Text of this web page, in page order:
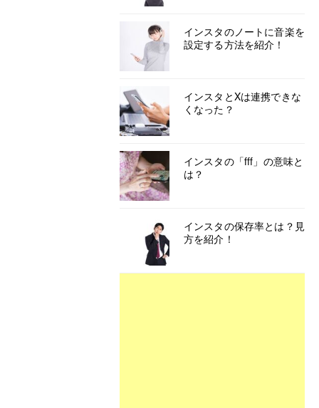
インスタのノートに音楽を
設定する方法を紹介！
インスタとXは連携できな
くなった？
インスタの「fff」の意味と
は？
インスタの保存率とは？見
方を紹介！